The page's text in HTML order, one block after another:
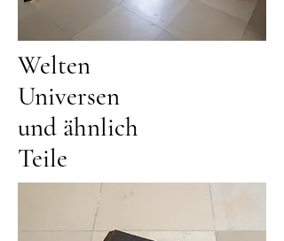
Welten
Universen
und ähnlich
Teile